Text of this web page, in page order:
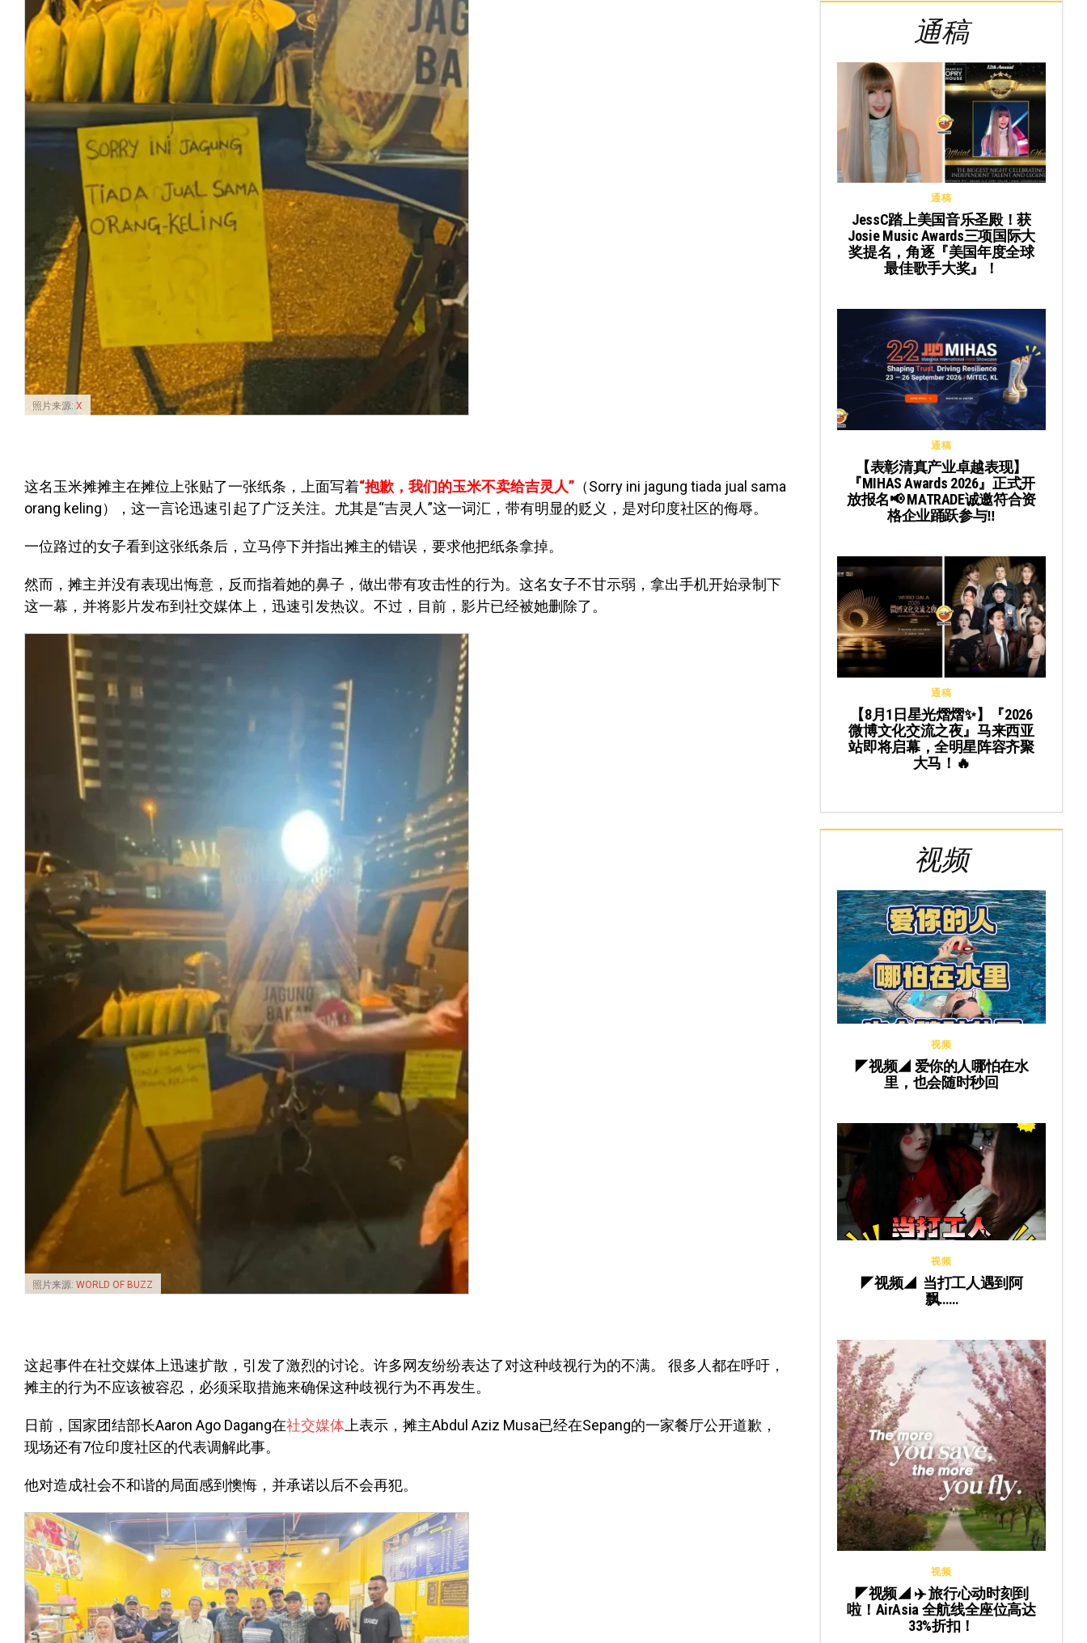
照片来源: X
这名玉米摊摊主在摊位上张贴了一张纸条，上面写着“抱歉，我们的玉米不卖给吉灵人” （Sorry ini jagung tiada jual sama
orang keling）
，这一言论迅速引起了广泛关注。尤其是“吉灵人”这一词汇，带有明显的贬义，是对印度社区的侮辱。
一位路过的女子看到这张纸条后，立马停下并指出摊主的错误，要求他把纸条拿掉。
然而，摊主并没有表现出悔意，反而指着她的鼻子，做出带有攻击性的行为。这名女子不甘示弱，拿出手机开始录制下
这一幕，并将影片发布到社交媒体上，迅速引发热议。不过，目前，影片已经被她删除了。
照片来源: WORLD OF BUZZ
这起事件在社交媒体上迅速扩散，引发了激烈的讨论。许多网友纷纷表达了对这种歧视行为的不满。 很多人都在呼吁，
摊主的行为不应该被容忍，必须采取措施来确保这种歧视行为不再发生。
日前，国家团结部长Aaron Ago Dagang在社交媒体 上表示，摊主Abdul Aziz Musa已经在Sepang的一家餐厅公开道歉，
现场还有7位印度社区的代表调解此事。
他对造成社会不和谐的局面感到懊悔，并承诺以后不会再犯。
通稿
通稿
JessC踏上美国音乐圣殿！获
Josie Music Awards三项国际大
奖提名，角逐『美国年度全球
最佳歌手大奖』！
通稿
【表彰清真产业卓越表现】
『MIHAS Awards 2026』正式开
放报名📢 MATRADE诚邀符合资
格企业踊跃参与‼️
通稿
【8月1日星光熠熠✨】『2026
微博文化交流之夜』马来西亚
站即将启幕，全明星阵容齐聚
大马！🔥
视频
视频
◤视频◢ 爱你的人哪怕在水
里，也会随时秒回
视频
◤视频◢ 当打工人遇到阿
飘……
视频
◤视频◢ ✈️ 旅行心动时刻到
啦！AirAsia 全航线全座位高达
33%折扣！